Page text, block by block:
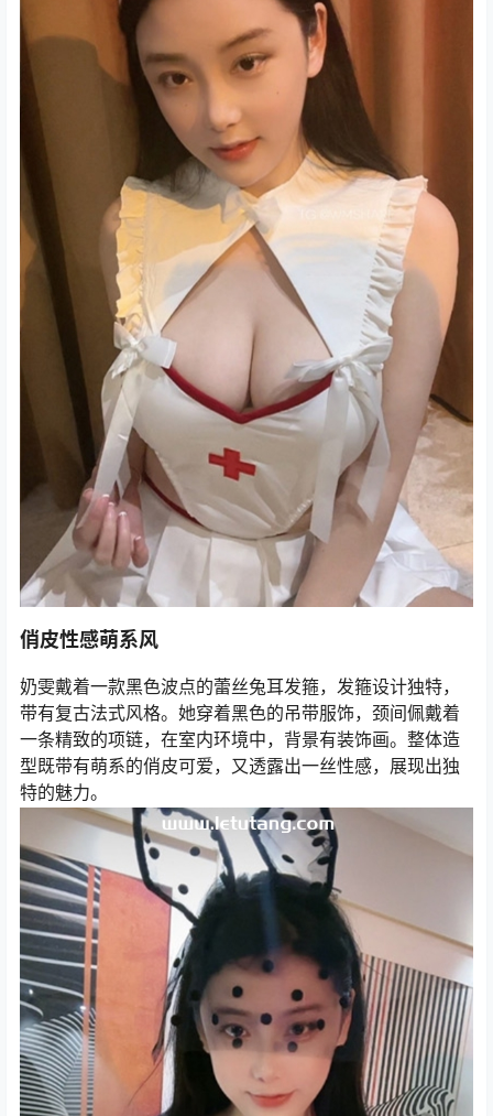
俏皮性感萌系风
奶雯戴着一款黑色波点的蕾丝兔耳发箍，发箍设计独特，
带有复古法式风格。她穿着黑色的吊带服饰，颈间佩戴着
一条精致的项链，在室内环境中，背景有装饰画。整体造
型既带有萌系的俏皮可爱，又透露出一丝性感，展现出独
特的魅力。